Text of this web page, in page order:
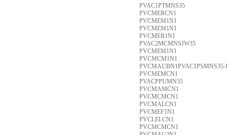
PVAC1PTMNS35
PVCMERCN1
PVCMEM1N1
PVCMEM1N1
PVCMER1N1
PVAC2MCMNSJW35
PVCMEM1N1
PVCMCM1N1
PVCMAUBN1PVAC1PSMNS35-
PVCMEMCN1
PVACPPUMN35
PVCMAMCN1
PVCMCMCN1
PVCMALCN1
PVCMEF1N1
PVCLELCN1
PVCMCMCN1